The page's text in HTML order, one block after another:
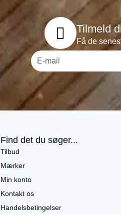
Tilmeld
Få de
Find det du søger...
Tilbud
Mærker
Min konto
Kontakt os
Handelsbetingelser